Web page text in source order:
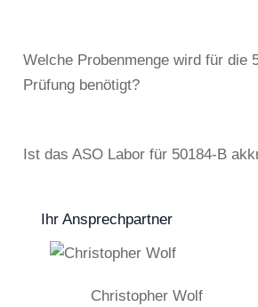
Welche Probenmenge wird für die
Prüfung benötigt?
Ist das ASO Labor für 50184-B
Ihr Ansprechpartner
Christopher Wolf